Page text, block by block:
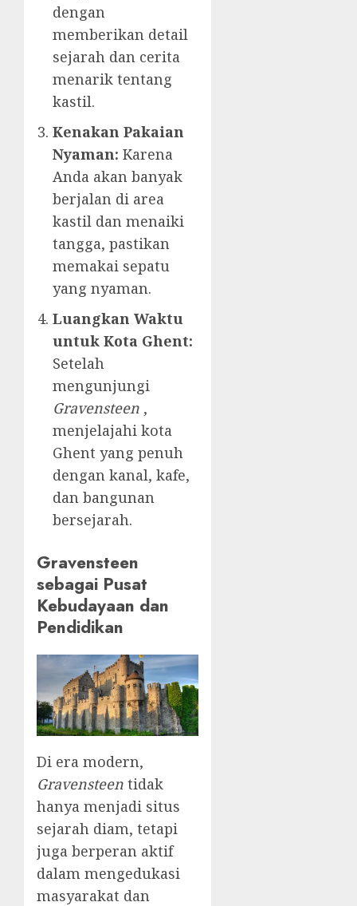
dengan
memberikan detail
sejarah dan cerita
menarik tentang
kastil.
Kenakan Pakaian
Nyaman: Karena
Anda akan banyak
berjalan di area
kastil dan menaiki
tangga, pastikan
memakai sepatu
yang nyaman.
Luangkan Waktu
untuk Kota Ghent:
Setelah
mengunjungi
Gravensteen ,
menjelajahi kota
Ghent yang penuh
dengan kanal, kafe,
dan bangunan
bersejarah.
Gravensteen
sebagai Pusat
Kebudayaan dan
Pendidikan
Di era modern,
Gravensteen tidak
hanya menjadi situs
sejarah diam, tetapi
juga berperan aktif
dalam mengedukasi
masyarakat dan